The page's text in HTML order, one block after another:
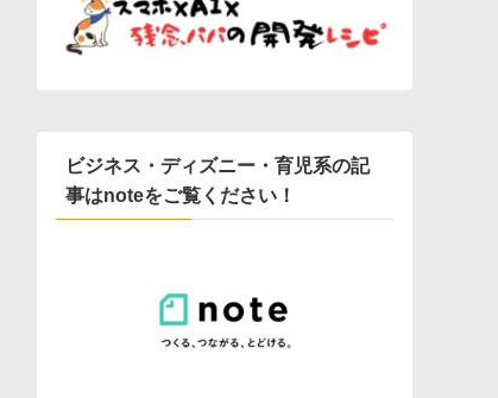
ビジネス・ディズニー・育児系の記
事はnoteをご覧ください！